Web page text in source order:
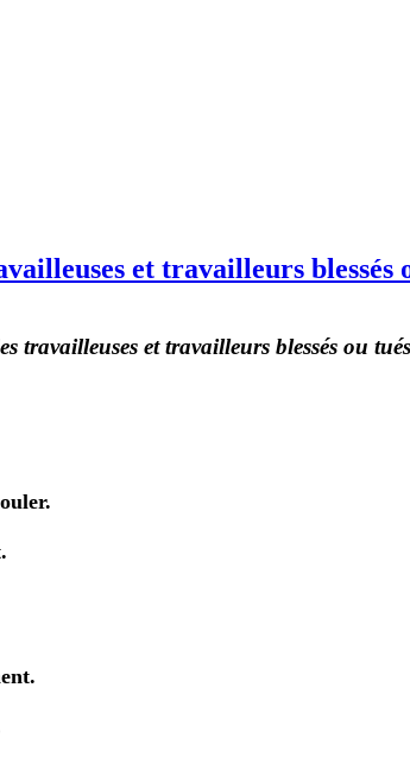
et travailleurs blessés
travailleuses et travailleurs blessés ou